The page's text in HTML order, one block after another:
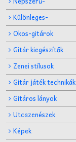
Különleges-
Okos-gitárok
Gitár kiegészítők
Zenei stílusok
Gitár játék technikák
Gitáros lányok
Utcazenészek
Képek